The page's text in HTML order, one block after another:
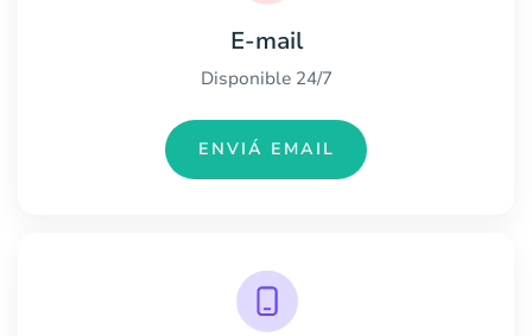
E-mail
Disponible 24/7
ENVIÁ EMAIL